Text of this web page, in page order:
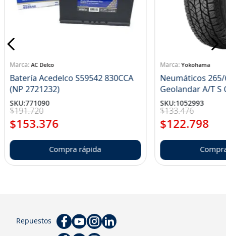
AC Delco
Batería Acedelco S59542 830CCA
(NP 2721232)
SKU:771090
$191.720
$153.376
Compra rápida
Yokohama
Neumáticos 265/
SKU:1052993
$133.476
$122.798
Repuestos